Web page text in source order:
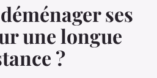
ses
une longue
?